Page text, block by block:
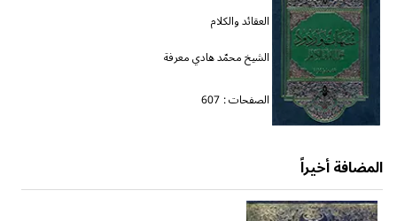
العقائد والكلام
الشيخ محمّد هادي معرفة
الصفحات : 607
المضافة أخيراً